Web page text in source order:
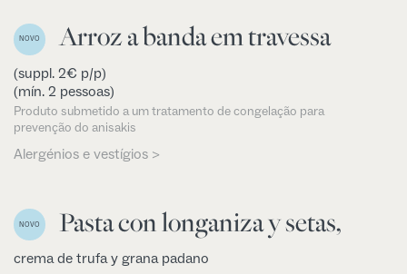
NOVO Arroz a banda em travessa
(suppl. 2€ p/p)
(mín. 2 pessoas)
Produto submetido a um tratamento de congelação para
prevenção do anisakis
Alergénios e vestígios >
NOVO Pasta con longaniza y setas,
crema de trufa y grana padano